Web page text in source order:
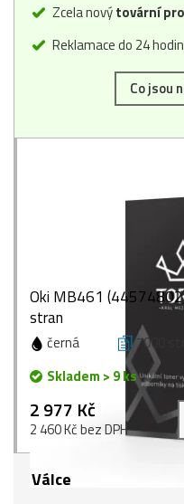
Zcela novýtovární
Reklamace do 24 hodin
Co jsou
Oki MB461
stran
černá 7000
Skladem > 9 ks
2 977 Kč
2 460 Kč bez DPH
Válce